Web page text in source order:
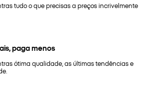
tudo o que precisas a preços incrivelmente
paga menos
ótima qualidade, as últimas tendências e